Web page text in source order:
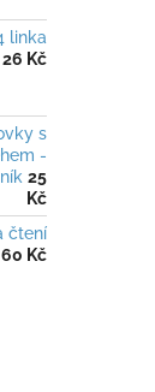
linka
26 Kč
s
-
25
Kč
čtení
60 Kč